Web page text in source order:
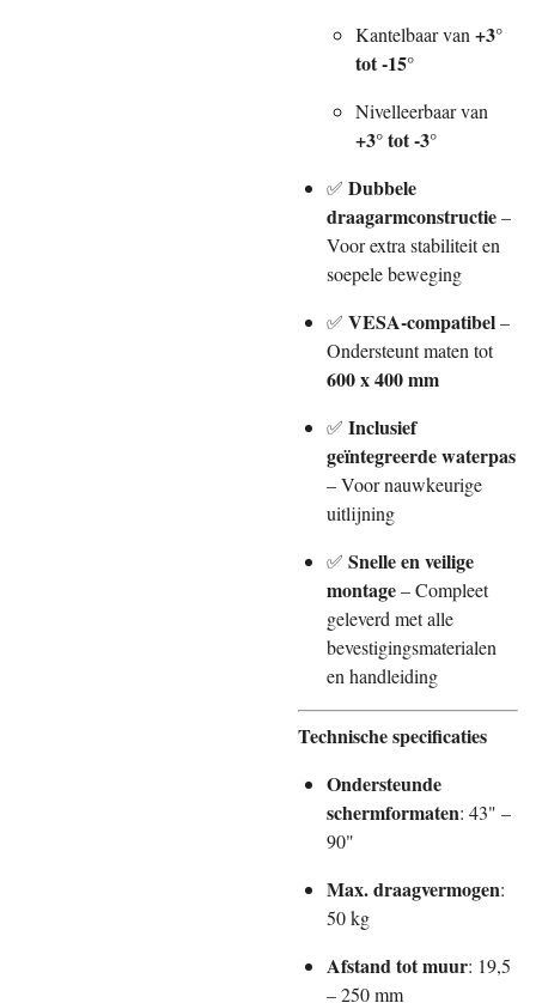
Kantelbaar van +3°
tot -15°
Nivelleerbaar van
+3° tot -3°
✅ Dubbele
draagarmconstructie–
Voor extra stabiliteit en
soepele beweging
✅ VESA-compatibel–
Ondersteunt maten tot
600 x 400 mm
✅ Inclusief
geïntegreerde waterpas
– Voor nauwkeurige
uitlijning
✅ Snelle en veilige
montage– Compleet
geleverd met alle
bevestigingsmaterialen
en handleiding
Technische specificaties
Ondersteunde
schermformaten: 43" –
90"
Max. draagvermogen:
50 kg
Afstand tot muur: 19,5
– 250 mm